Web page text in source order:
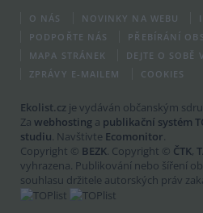
O NÁS NOVINKY NA WEBU
PODPOŘTE NÁS
PŘEBÍRÁNÍ
MAPA STRÁNEK
DEJTE O SOBĚ
ZPRÁVY E-MAILEM
COOKIES
Ekolist.cz je vydáván občanským
Za webhosting a publikační systém
studiu. Navštivte Ecomonitor.
Copyright © BEZK. Copyright © ČTK,
vyhrazena. Publikování nebo šíření
souhlasu držitele autorských práv